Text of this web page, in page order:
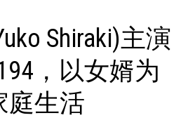
Shiraki)主演
，以女婿为
庭生活